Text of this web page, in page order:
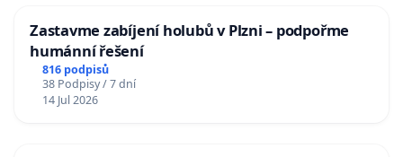
Zastavme zabíjení holubů v Plzni – podpořme
humánní řešení
816 podpisů
38 Podpisy / 7 dní
14 Jul 2026